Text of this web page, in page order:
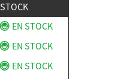
STOCK
EN STOCK
EN STOCK
EN STOCK